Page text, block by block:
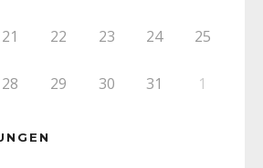
21 22 23 24 25
28 29 30 31 1